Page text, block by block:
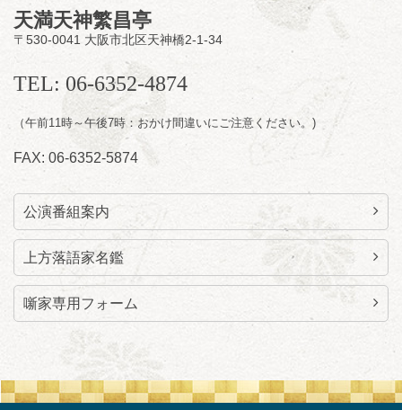
8月11日（火）
昼席：番組案内
桂九寿玉／桂弥太郎／桂かい枝※／けんたと
ももえ（音曲漫才）※／笑福亭三喬／桂米平
～仲入～桂咲之輔／林家染団治／キタノ大地
（マジック）／笑福亭松枝（※…配信はござ
★菟道亭 配信あり
天満天神繁昌亭
〒530-0041 大阪市北区天神橋2-1-34
TEL: 06-6352-4874
（午前11時～午後7時：おかけ間違いにご注意ください。)
FAX: 06-6352-5874
公演番組案内
上方落語家名鑑
噺家専用フォーム